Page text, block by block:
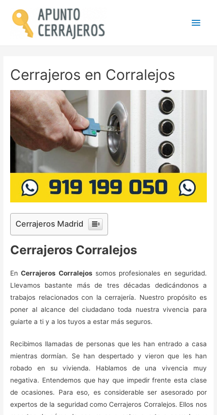
Cerrajeros en Corralejos
Cerrajeros Madrid
Cerrajeros Corralejos
EnCerrajeros Corralejossomos profesionales en seguridad.
Llevamos bastante más de tres décadas dedicándonos a
trabajos relacionados con la cerrajería. Nuestro propósito es
poner al alcance del ciudadano toda nuestra vivencia para
guiarte a ti y a los tuyos a estar más seguros.
Recibimos llamadas de personas que les han entrado a casa
mientras dormían. Se han despertado y vieron que les han
robado en su vivienda. Hablamos de una vivencia muy
negativa. Entendemos que hay que impedir frente esta clase
de ocasiones. Para eso, es considerable ser asesorado por
expertos de la seguridad como Cerrajeros Corralejos. Ellos nos